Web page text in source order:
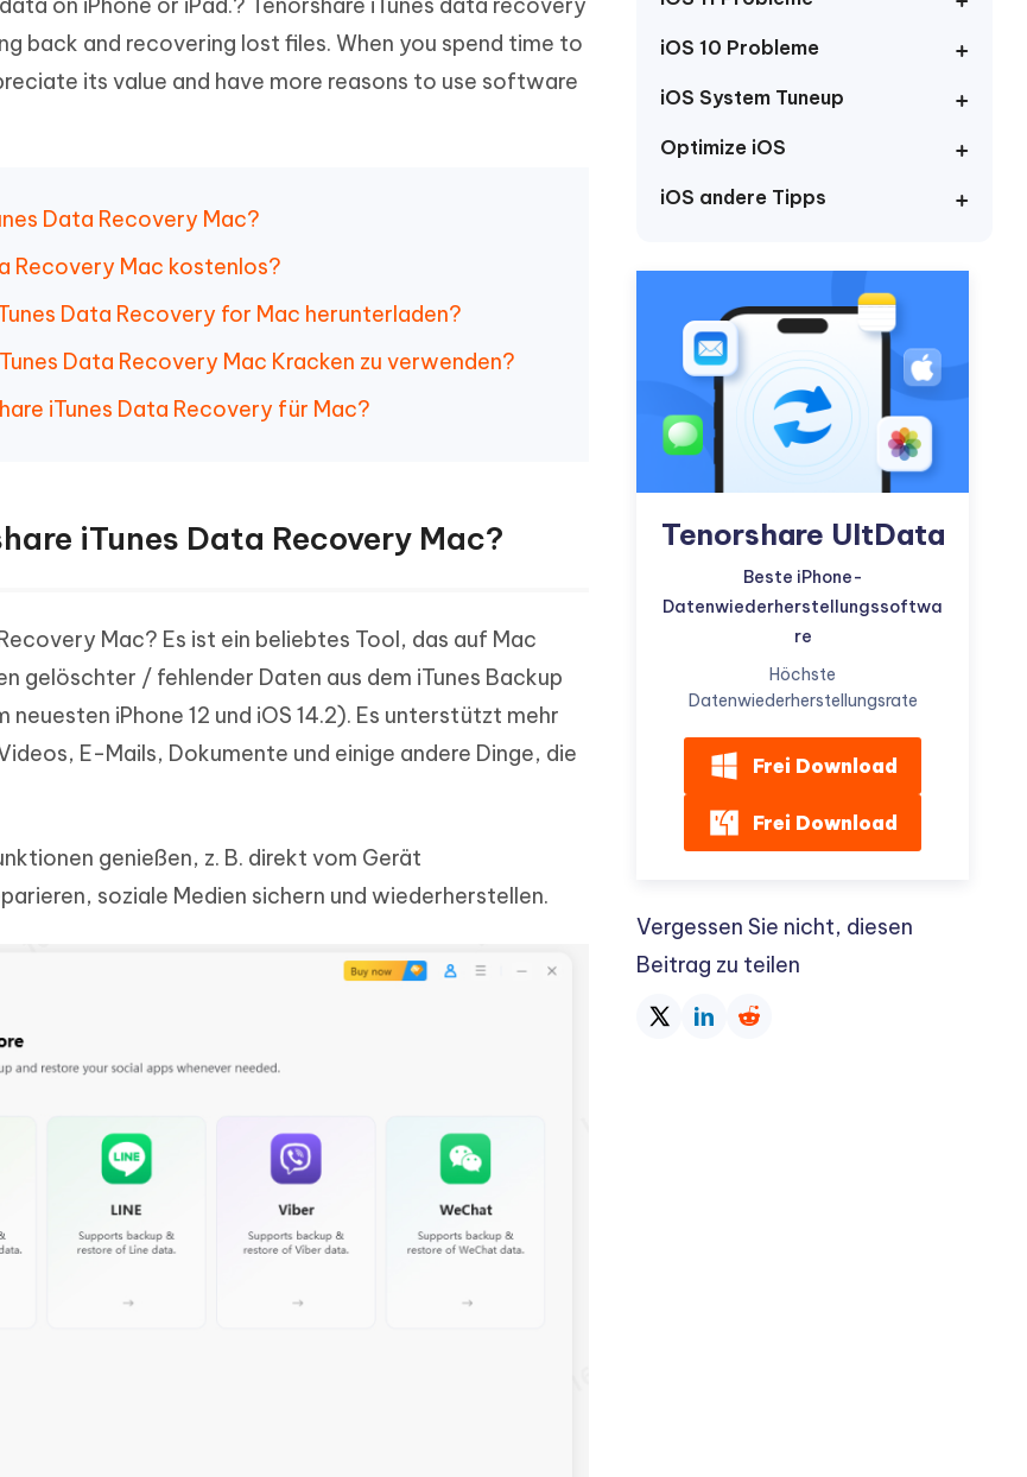
Daten
auf Mac
Neu
in
Bypass
Hot
Kostenloses KI Tool zur Fotobearbeitung
Jetzt Ansehen
back and recovering lost files. When you spend time to
its value and have more reasons to use software
Data Recovery Mac?
Recovery Mac kostenlos?
Data Recovery for Mac herunterladen?
Data Recovery Mac Kracken zu verwenden?
iTunes Data Recovery für Mac?
iTunes Data Recovery Mac?
Mac? Es ist ein beliebtes Tool, das auf Mac
gelöschter / fehlender Daten aus dem iTunes Backup
iPhone 12 und iOS 14.2). Es unterstützt mehr
E-Mails, Dokumente und einige andere Dinge, die
genießen, z. B. direkt vom Gerät
soziale Medien sichern und wiederherstellen.
iOS 10 Probleme
iOS System Tuneup
Optimize iOS
iOS andere Tipps
Tenorshare UltData
Beste iPhone-
Datenwiederherstellungssoftwa
re
Höchste
Datenwiederherstellungsrate
Frei Download
Frei Download
Vergessen Sie nicht, diesen
Beitrag zu teilen